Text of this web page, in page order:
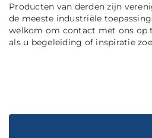
Producten van derden zijn
de meeste industriële
welkom om contact met ons op
als u begeleiding of inspiratie